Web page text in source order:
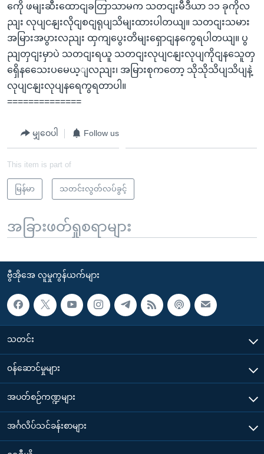
ကေို ဖမျးဆီးထောငျခတြာသာမက သတငျးမီဒီယာ ၁၁ ခုကိုလ
ညျး လုပျငနျးလိုငျစငျရုပျသိမျးထားပါတယျ။ သတငျးသမား
အမြားအပွားလညျး ထှကျပွေးတိမျးရှောငျနကွေရပါတယျ။ ပွ
ညျတှငျးမှာပဲ သတငျးရယူ သတငျးလုပျငနျးလုပျကိုငျနသေူတှ
ရှေိနသေေးပမေယ့ျလညျး၊ အမြားစုကတော့ သိုသိုသိပျသိပျနဲ့
လုပျငနျးလုပျနရေကွရတာပါ။
==============
မျှဝေပါ Follow us
This item is part of
မြန်မာ သတင်းလွတ်လပ်ခွင့်
အခြားဖတ်ရှုစရာများ
ဗွီအိုအေ လူမှုကွန်ယက်များ
သတင်း
၀န်ဆောင်မှုများ
အပတ်စဉ်ကဏ္ဍများ
အင်္ဂလိပ်သင်ခန်းစာများ